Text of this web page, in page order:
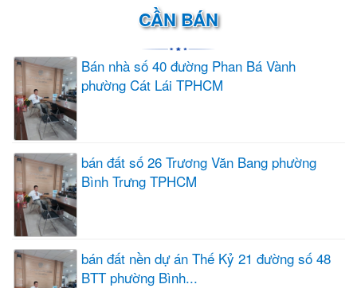
CẦN BÁN
Bán nhà số 40 đường Phan Bá Vành
phường Cát Lái TPHCM
bán đất số 26 Trương Văn Bang phường
Bình Trưng TPHCM
bán đất nền dự án Thế Kỷ 21 đường số 48
BTT phường Bình...